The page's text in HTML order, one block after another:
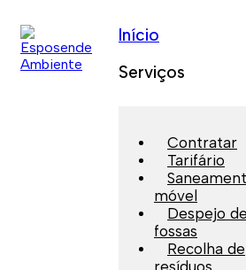
Início
Serviços
Contratar
Tarifário
móvel
Despejo de
fossas
Recolha de
resíduos